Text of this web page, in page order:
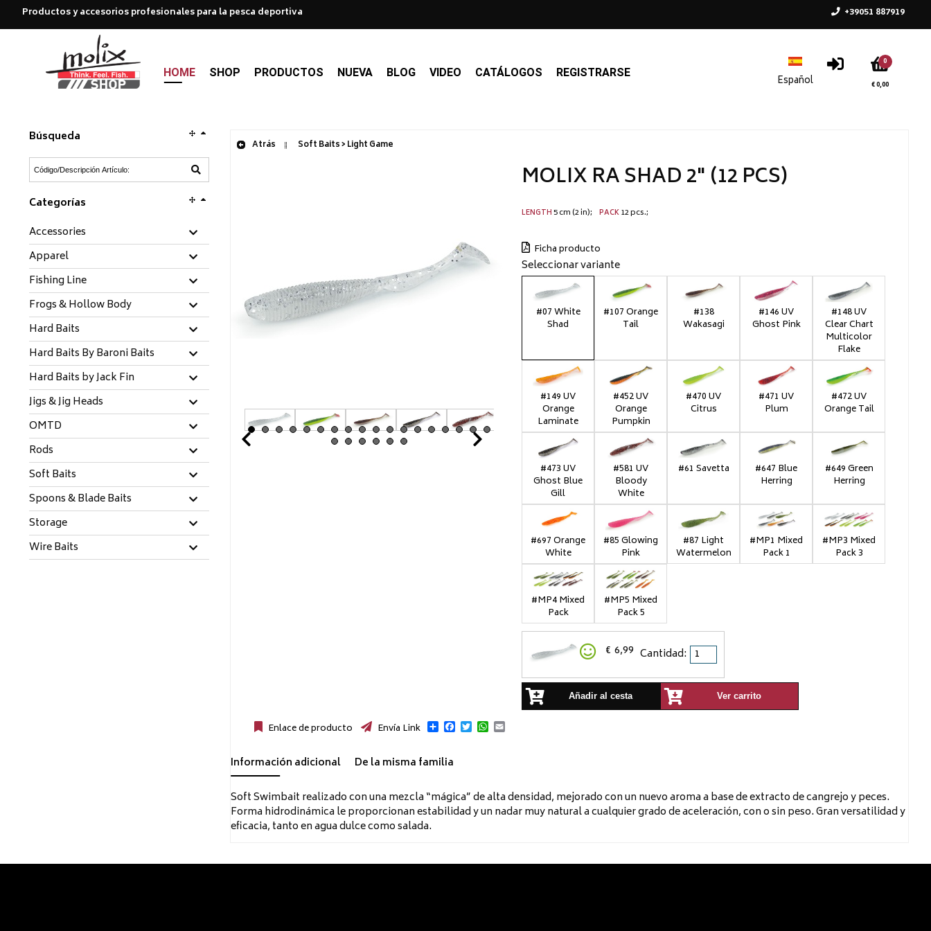
Productos y accesorios profesionales para la pesca deportiva +39051 887919
0
€ 0,00
HOME SHOP PRODUCTOS NUEVA BLOG VIDEO CATÁLOGOS REGISTRARSE
Búsqueda
Categorías
Accessories
Apparel
Fishing Line
Frogs & Hollow Body
Hard Baits
Hard Baits By Baroni Baits
Hard Baits by Jack Fin
Jigs & Jig Heads
OMTD
Rods
Soft Baits
Spoons & Blade Baits
Storage
Wire Baits
Atrás Soft Baits > Light Game
MOLIX RA SHAD 2" (12 PCS)
LENGTH5 cm (2 in) PACK12 pcs.
Ficha producto
Seleccionar variante
#07 White
Shad
#107 Orange
Tail
#138
Wakasagi
#146 UV
Ghost Pink
#148 UV
Clear Chart
Multicolor
Flake
#149 UV
Orange
Laminate
#452 UV
Orange
Pumpkin
#470 UV
Citrus
#471 UV
Plum
#472 UV
Orange Tail
#473 UV
Ghost Blue
Gill
#581 UV
Bloody
White
#61 Savetta
#647 Blue
Herring
#649 Green
Herring
#697 Orange
White
#85 Glowing
Pink
#87 Light
Watermelon
#MP1 Mixed
Pack 1
#MP3 Mixed
Pack 3
#MP4 Mixed
Pack
#MP5 Mixed
Pack 5
€ 6,99 Cantidad:
Añadir al cesta Ver carrito
Enlace de producto Envía Link Compartir
Facebook
TwitterWhatsApp
Email
Información adicional
De la misma familia
Soft Swimbait realizado con una mezcla “mágica” de alta densidad, mejorado con un nuevo aroma a base de extracto de cangrejo y peces.
Forma hidrodinámica le proporcionan estabilidad y un nadar muy natural a cualquier grado de aceleración, con o sin peso. Gran versatilidad y
eficacia, tanto en agua dulce como salada.